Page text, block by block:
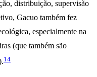
distribuição, supervisão
Gacuo também fez
especialmente na
(que também são
14